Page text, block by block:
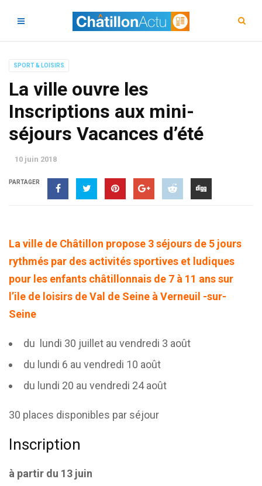
SPORT & LOISIRS
La ville ouvre les
Inscriptions aux mini-
séjours Vacances d’été
10 juin 2018
PARTAGER
La ville de Châtillon propose 3 séjours de 5 jours
rythmés par des activités sportives et ludiques
pour les enfants châtillonnais de 7 à 11 ans sur
l’ile de loisirs de Val de Seine à Verneuil -sur-
Seine
du lundi 30 juillet au vendredi 3 août
du lundi 6 au vendredi 10 août
du lundi 20 au vendredi 24 août
30 places disponibles par séjour
Inscription
à partir du 13 juin